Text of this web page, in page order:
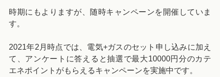
時期にもよりますが、随時キャンペーンを開催していま
す。
2021年2月時点では、電気+ガスのセット申し込みに加え
て、アンケートに答えると抽選で最大10000円分のカテ
エネポイントがもらえるキャンペーンを実施中です。